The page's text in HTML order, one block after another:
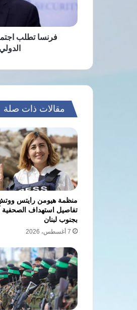
الدولي
لبنان
فرنسا تطلب
مقالات ذات صلة
منظمة هيومن رايتس
تفاصيل استهداف الصحفية
بجنوب لبنان
7 أغسطس، 2026